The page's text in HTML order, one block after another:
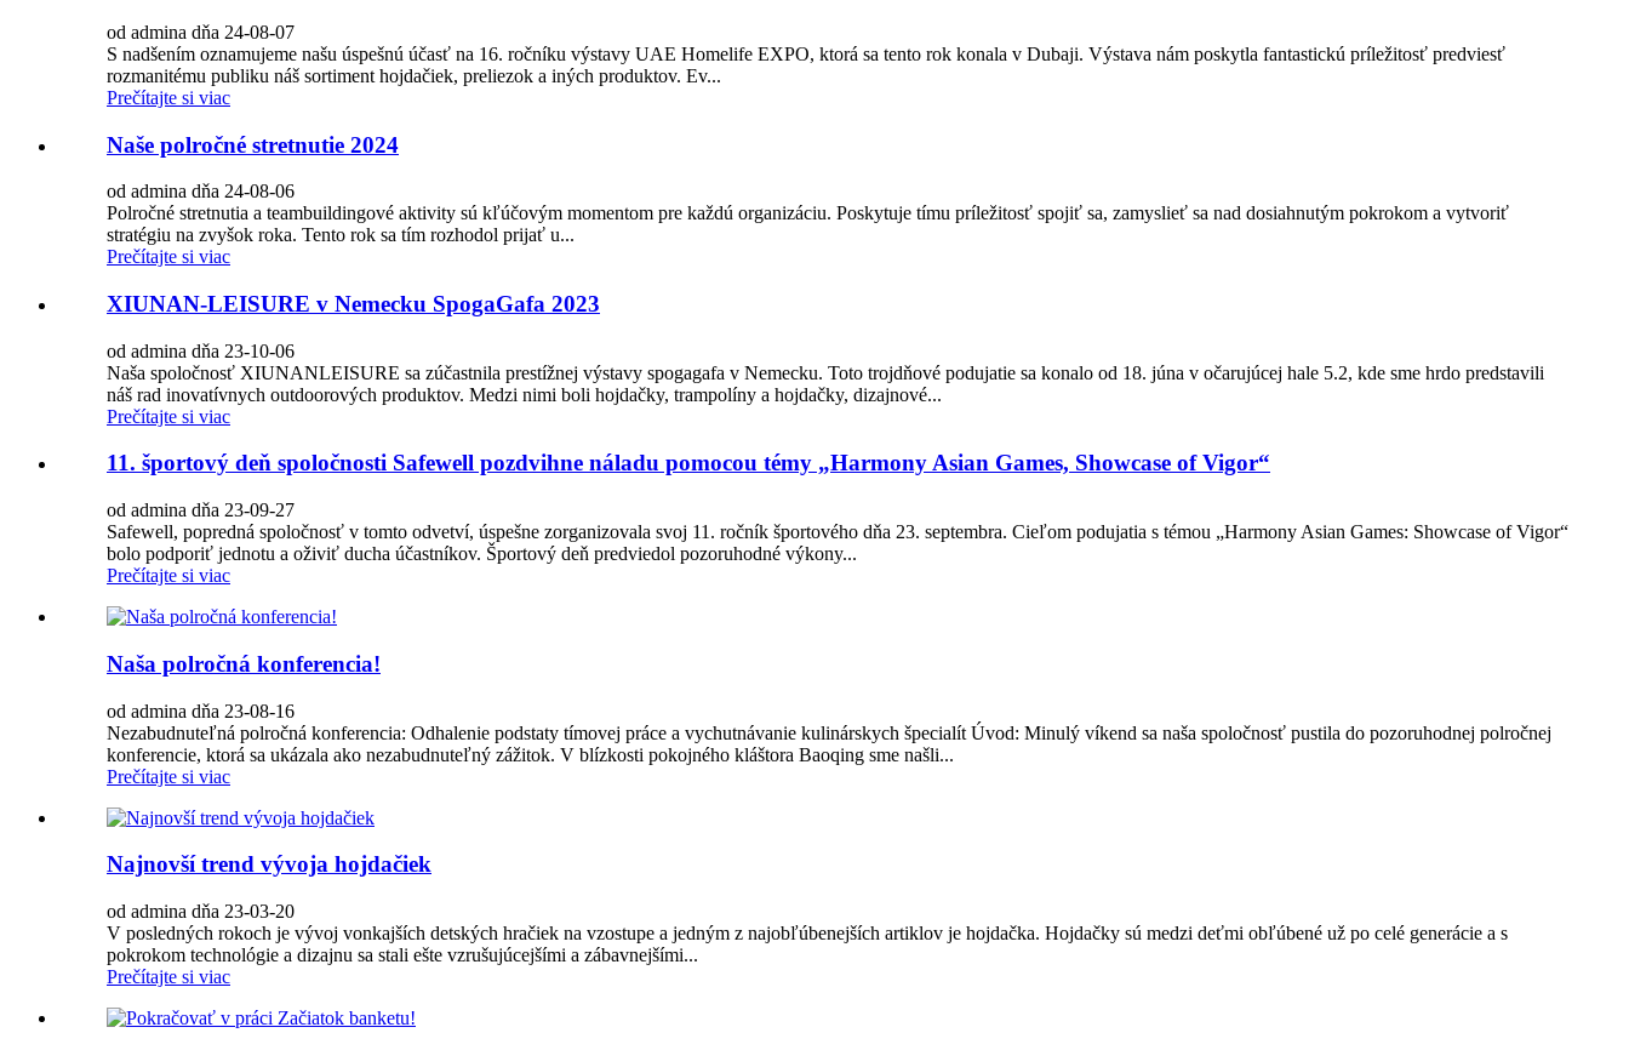
od admina dňa 24-08-07
S nadšením oznamujeme našu úspešnú účasť na 16. ročníku výstavy UAE Homelife EXPO, ktorá sa tento rok konala v Dubaji. Výstava nám poskytla fantastickú príležitosť predviesť
rozmanitému publiku náš sortiment hojdačiek, preliezok a iných produktov. Ev...
Prečítajte si viac
Naše polročné stretnutie 2024
od admina dňa 24-08-06
Polročné stretnutia a teambuildingové aktivity sú kľúčovým momentom pre každú organizáciu. Poskytuje tímu príležitosť spojiť sa, zamyslieť sa nad dosiahnutým pokrokom a vytvoriť
stratégiu na zvyšok roka. Tento rok sa tím rozhodol prijať u...
Prečítajte si viac
XIUNAN-LEISURE v Nemecku SpogaGafa 2023
od admina dňa 23-10-06
Naša spoločnosť XIUNANLEISURE sa zúčastnila prestížnej výstavy spogagafa v Nemecku. Toto trojdňové podujatie sa konalo od 18. júna v očarujúcej hale 5.2, kde sme hrdo predstavili
náš rad inovatívnych outdoorových produktov. Medzi nimi boli hojdačky, trampolíny a hojdačky, dizajnové...
Prečítajte si viac
11. športový deň spoločnosti Safewell pozdvihne náladu pomocou témy „Harmony Asian Games, Showcase of Vigor“
od admina dňa 23-09-27
Safewell, popredná spoločnosť v tomto odvetví, úspešne zorganizovala svoj 11. ročník športového dňa 23. septembra. Cieľom podujatia s témou „Harmony Asian Games: Showcase of Vigor“
bolo podporiť jednotu a oživiť ducha účastníkov. Športový deň predviedol pozoruhodné výkony...
Prečítajte si viac
Naša polročná konferencia!
od admina dňa 23-08-16
Nezabudnuteľná polročná konferencia: Odhalenie podstaty tímovej práce a vychutnávanie kulinárskych špecialít Úvod: Minulý víkend sa naša spoločnosť pustila do pozoruhodnej polročnej
konferencie, ktorá sa ukázala ako nezabudnuteľný zážitok. V blízkosti pokojného kláštora Baoqing sme našli...
Prečítajte si viac
Najnovší trend vývoja hojdačiek
od admina dňa 23-03-20
V posledných rokoch je vývoj vonkajších detských hračiek na vzostupe a jedným z najobľúbenejších artiklov je hojdačka. Hojdačky sú medzi deťmi obľúbené už po celé generácie a s
pokrokom technológie a dizajnu sa stali ešte vzrušujúcejšími a zábavnejšími...
Prečítajte si viac